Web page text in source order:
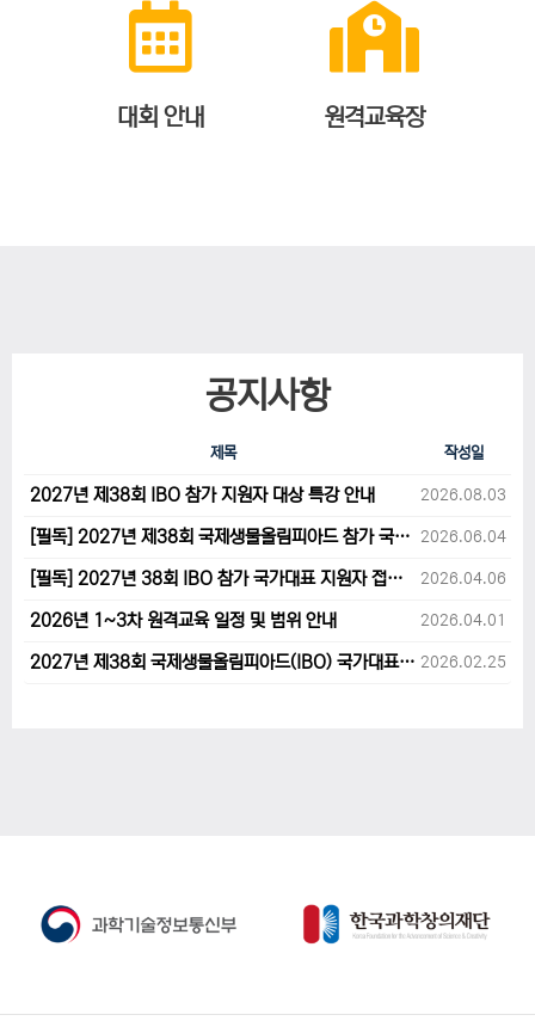
대회 안내 원격교육장
공지사항
제목 작성일
2027년 제38회 IBO 참가 지원자 대상 특강 안내 2026.08.03
[필독] 2027년 제38회 국제생물올림피아드 참가 국가대표 1차후보자 선발고사 범위 및 일정 안내 2026.06.04
[필독] 2027년 38회 IBO 참가 국가대표 지원자 접수 마감 및 원격교육 관련 공지사항 안내입니다. 2026.04.06
2026년 1~3차 원격교육 일정 및 범위 안내 2026.04.01
2027년 제38회 국제생물올림피아드(IBO) 국가대표 후보자 지원 안내 2026.02.25